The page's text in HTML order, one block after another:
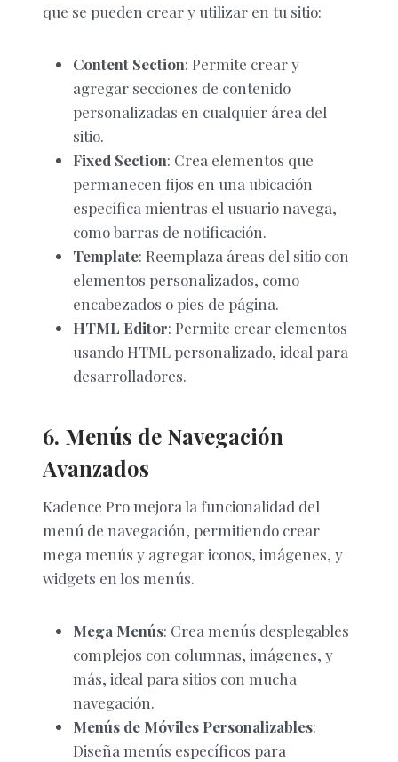
que se pueden crear y utilizar en tu sitio:
Content Section: Permite crear y
agregar secciones de contenido
personalizadas en cualquier área del
sitio.
Fixed Section: Crea elementos que
permanecen fijos en una ubicación
específica mientras el usuario navega,
como barras de notificación.
Template: Reemplaza áreas del sitio con
elementos personalizados, como
encabezados o pies de página.
HTML Editor: Permite crear elementos
usando HTML personalizado, ideal para
desarrolladores.
6. Menús de Navegación
Avanzados
Kadence Pro mejora la funcionalidad del
menú de navegación, permitiendo crear
mega menús y agregar iconos, imágenes, y
widgets en los menús.
Mega Menús: Crea menús desplegables
complejos con columnas, imágenes, y
más, ideal para sitios con mucha
navegación.
Menús de Móviles Personalizables:
Diseña menús específicos para